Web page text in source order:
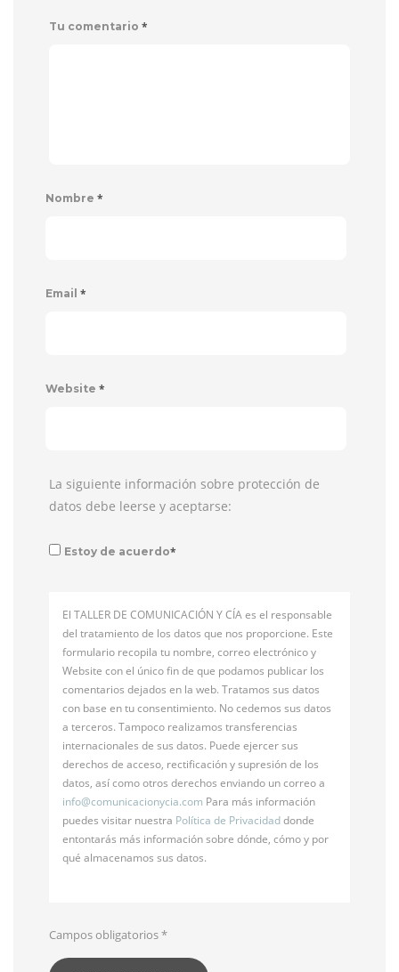
Tu comentario *
Nombre *
Email *
Website *
La siguiente información sobre protección de
datos debe leerse y aceptarse:
Estoy de acuerdo*
El TALLER DE COMUNICACIÓN Y CÍA es el responsable
del tratamiento de los datos que nos proporcione. Este
formulario recopila tu nombre, correo electrónico y
Website con el único fin de que podamos publicar los
comentarios dejados en la web. Tratamos sus datos
con base en tu consentimiento. No cedemos sus datos
a terceros. Tampoco realizamos transferencias
internacionales de sus datos. Puede ejercer sus
derechos de acceso, rectificación y supresión de los
datos, así como otros derechos enviando un correo a
info@comunicacionycia.com Para más información
puedes visitar nuestra Política de Privacidaddonde
entontarás más información sobre dónde, cómo y por
qué almacenamos sus datos.
Campos obligatorios*